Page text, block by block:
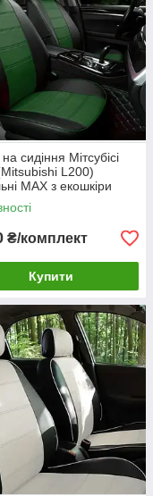
сидіння Мітсубісі
L200)
MAX з екошкіри
₴/комплект
Купити